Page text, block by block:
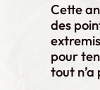
Cette
des
pour
tout